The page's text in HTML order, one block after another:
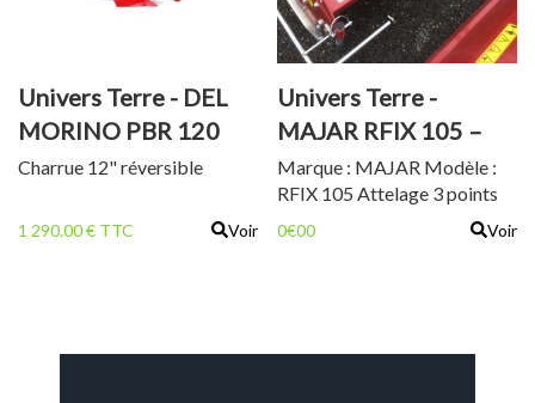
Univers Terre - DEL
MORINO PBR 120
Charrue 12" réversible
1 290.00 € TTC Voir
Univers Terre -
MAJAR RFIX 105 –
FRAISE AR
Marque : MAJAR Modèle :
RFIX 105 Attelage 3 points
boîtier de transmission fixe
surdimensionnée avec
0€00 Voir